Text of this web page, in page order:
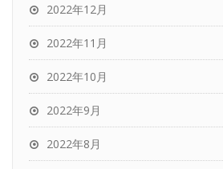
2022年12月
2022年11月
2022年10月
2022年9月
2022年8月